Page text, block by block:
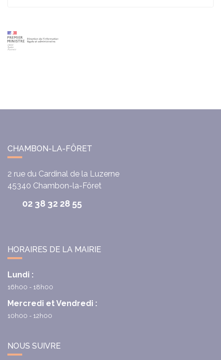
CHAMBON-LA-FÔRET
2 rue du Cardinal de la Luzerne
45340 Chambon-la-Fôret
02 38 32 28 55
HORAIRES DE LA MAIRIE
Lundi :
16h00 - 18h00
Mercredi et Vendredi :
10h00 - 12h00
NOUS SUIVRE